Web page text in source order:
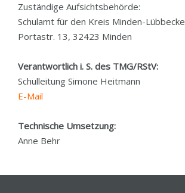
Zuständige Aufsichtsbehörde:
Schulamt für den Kreis Minden-Lübbecke
Portastr. 13, 32423 Minden
Verantwortlich i. S. des TMG/RStV:
Schulleitung Simone Heitmann
E-Mail
Technische Umsetzung:
Anne Behr